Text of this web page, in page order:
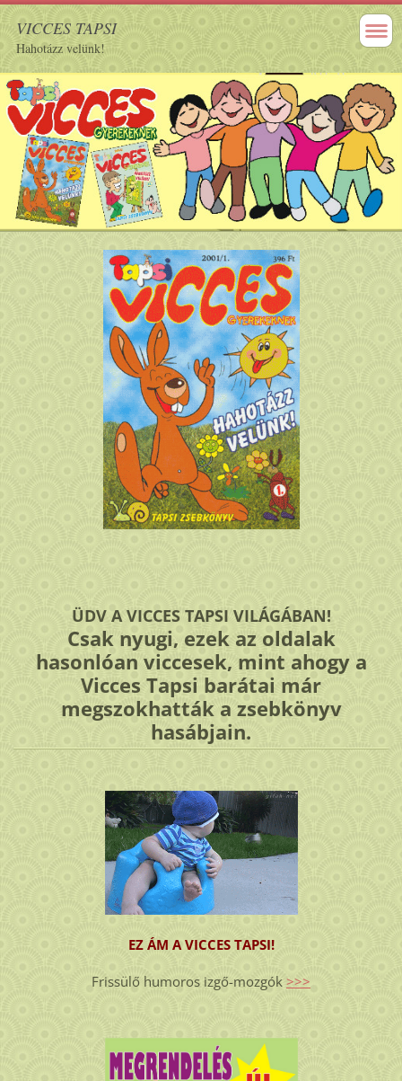
VICCES TAPSI
Hahotázz velünk!
ÜDV A VICCES TAPSI VILÁGÁBAN!
Csak nyugi, ezek az oldalak
hasonlóan viccesek, mint ahogy a
Vicces Tapsi barátai már
megszokhatták a zsebkönyv
hasábjain.
EZ ÁM A VICCES TAPSI!
Frissülő humoros izgő-mozgók >>>